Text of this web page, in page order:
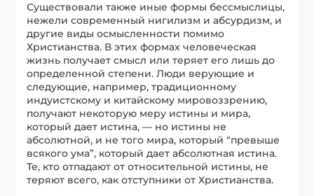
Существовали также иные формы бессмыслицы,
нежели современный нигилизм и абсурдизм, и
другие виды осмысленности помимо
Христианства. В этих формах человеческая
жизнь получает смысл или теряет его лишь до
определенной степени. Люди верующие и
следующие, например, традиционному
индуистскому и китайскому мировоззрению,
получают некоторую меру истины и мира,
который дает истина, — но истины не
абсолютной, и не того мира, который “превыше
всякого ума”, который дает абсолютная истина.
Те, кто отпадают от относительной истины, не
теряют всего, как отступники от Христианства.